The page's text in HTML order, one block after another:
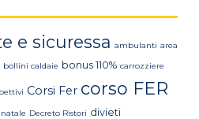
e sicuressa ambulanti area
bollini caldaie bonus 110% carrozziere
Corsi Fer corso FER
Decreto Ristori divieti